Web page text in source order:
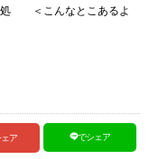
処 ＜こんなとこあるよ
ア でシェア